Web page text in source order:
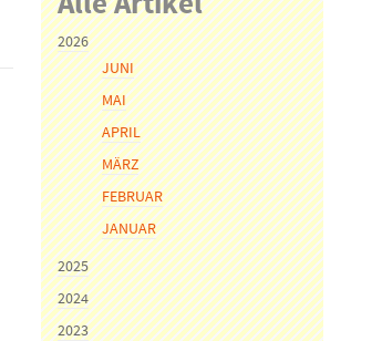
2026
JUNI
MAI
APRIL
MÄRZ
FEBRUAR
JANUAR
2025
2024
2023